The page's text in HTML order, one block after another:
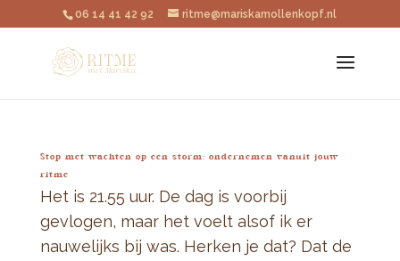
06 14 41 42 92 ritme@mariskamollenkopf.nl
Stop met wachten op een storm: ondernemen vanuit jouw
ritme
Het is 21.55 uur. De dag is voorbij
gevlogen, maar het voelt alsof ik er
nauwelijks bij was. Herken je dat? Dat de